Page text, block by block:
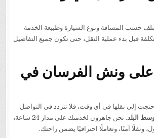
حسب المسافة ونوع السيارة وطبيعة الخدمة
قبل بدء عملية النقل، حتى تكون جميع التفاصيل
على ونش الفرسان في
إلى نقلها في أي وقت، فلا تتردد في التواصل
البلد
. نحن جاهزون لخدمتك على مدار 24 ساعة،
آمنًا، وتعاملًا احترافيًا يضمن راحتك.